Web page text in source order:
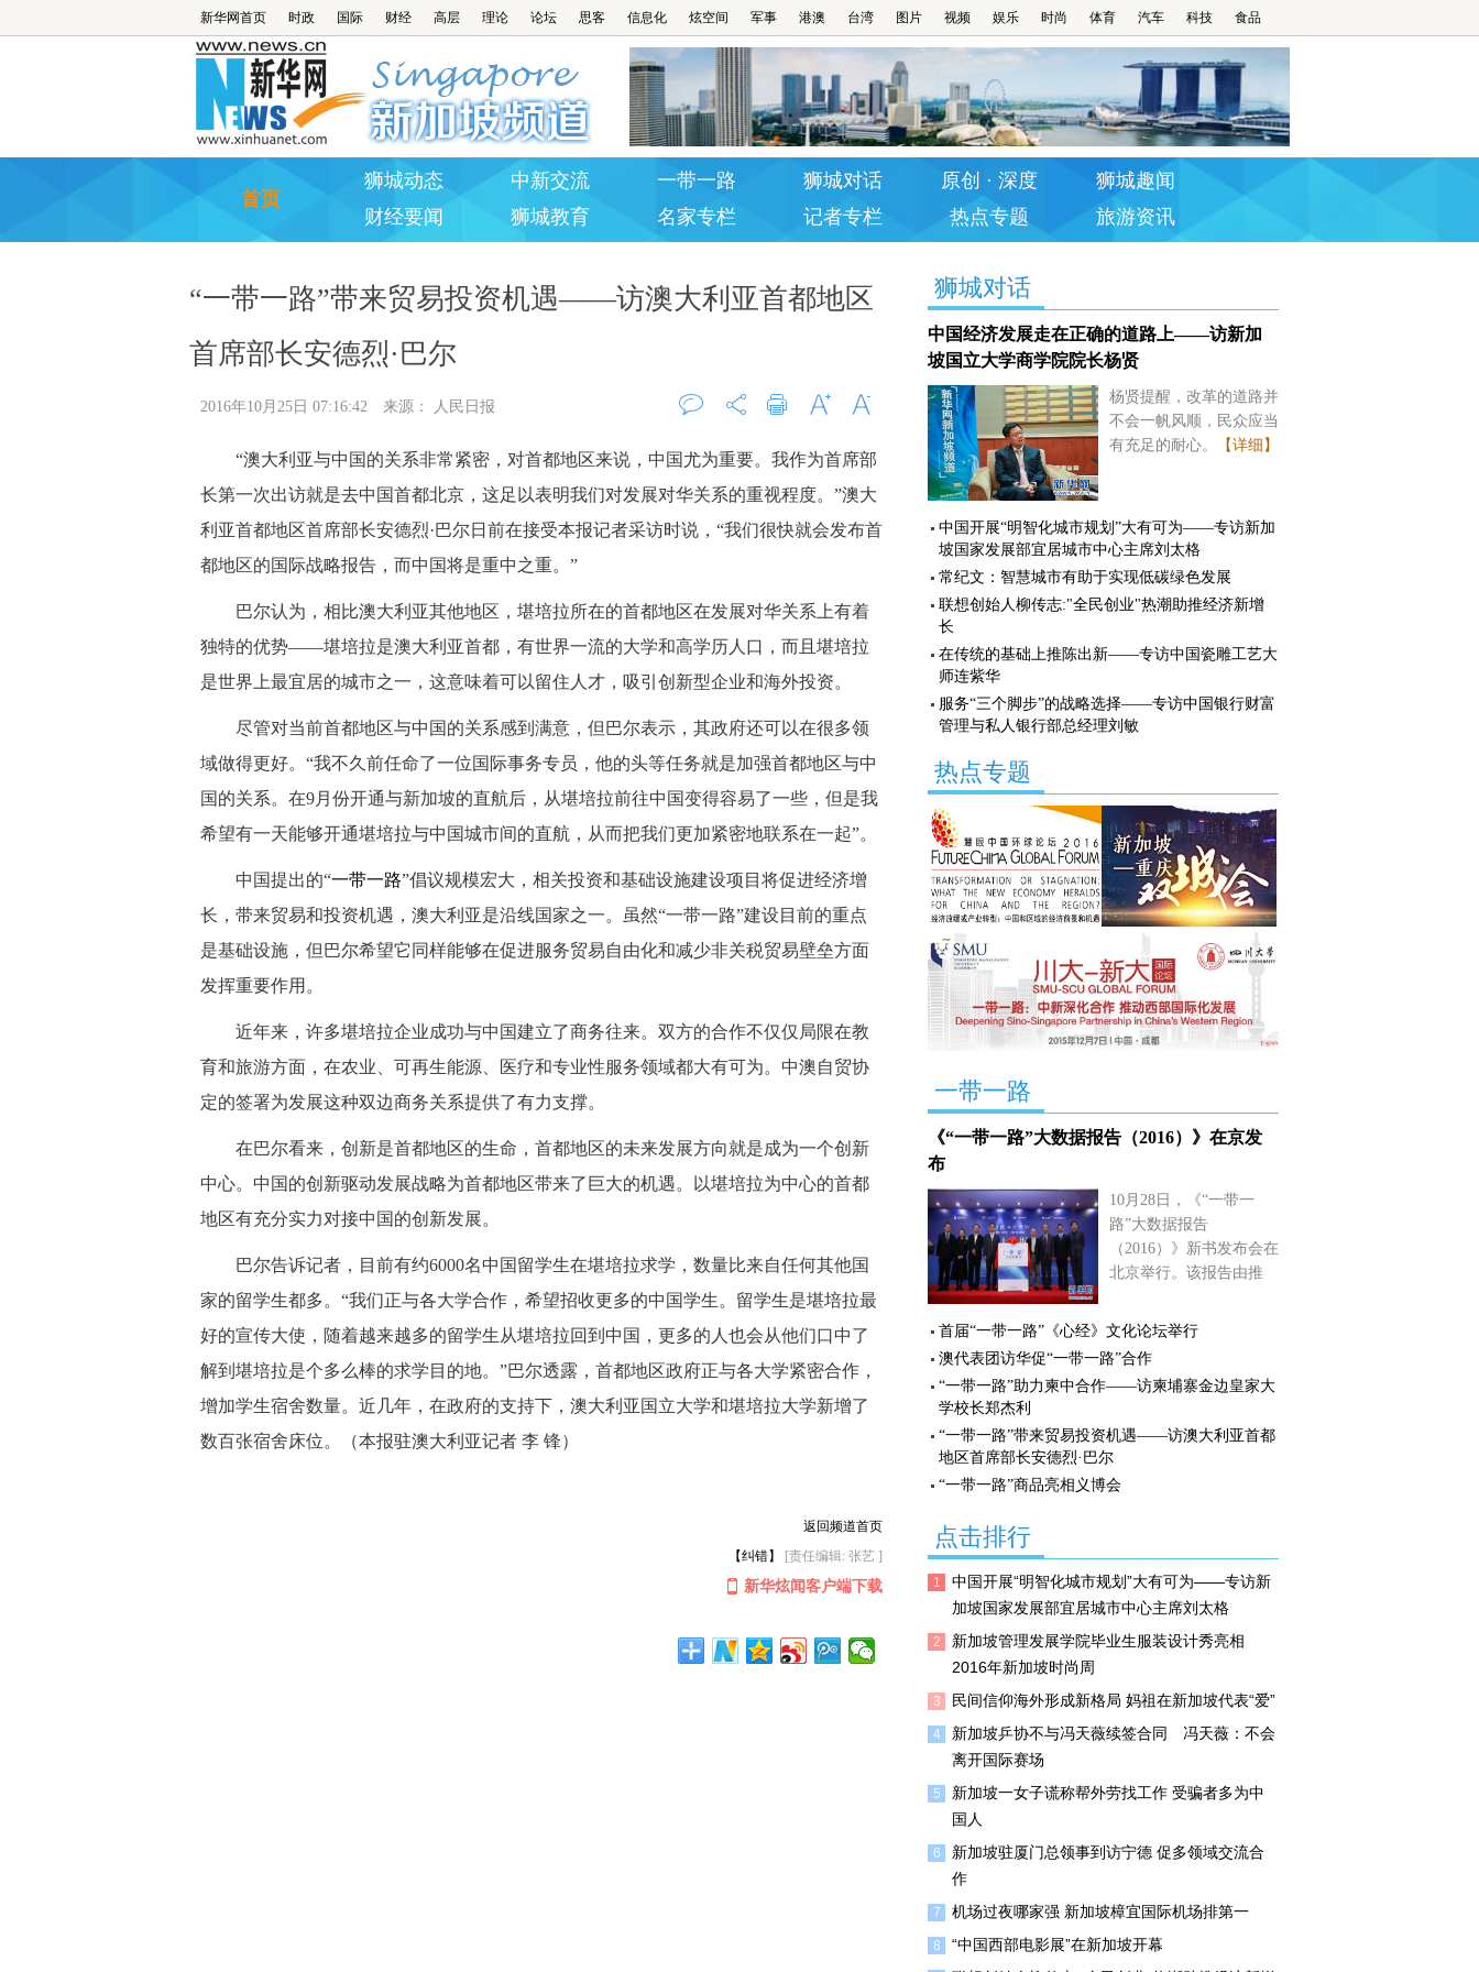
新华网首页 时政 国际 财经 高层 理论 论坛 思客 信息化 炫空间 军事 港澳 台湾 图片 视频 娱乐 时尚 体育 汽车 科技 食品
首页
狮城动态 中新交流 一带一路 狮城对话 原创 · 深度
狮城趣闻
财经要闻
狮城教育 名家专栏 记者专栏 热点专题 旅游资讯
狮城对话
中国经济发展走在正确的道路上——访新加
坡国立大学商学院院长杨贤
杨贤提醒，改革的道路并
不会一帆风顺，民众应当
有充足的耐心。
【详细】
中国开展“明智化城市规划”大有可为——专访新加
坡国家发展部宜居城市中心主席刘太格
常纪文：智慧城市有助于实现低碳绿色发展
联想创始人柳传志:"全民创业"热潮助推经济新增
长
在传统的基础上推陈出新——专访中国瓷雕工艺大
师连紫华
服务“三个脚步”的战略选择——专访中国银行财富
管理与私人银行部总经理刘敏
热点专题
一带一路
《“一带一路”大数据报告（2016）》在京发
布
10月28日，《“一带一
路”大数据报告
（2016）》新书发布会在
北京举行。该报告由推
导小组办公室指导，国家
据中心编撰完成，商务印
书馆出版发行，主要数据
集团提供。【详细】
首届“一带一路”《心经》文化论坛举行
澳代表团访华促“一带一路”合作
“一带一路”助力柬中合作——访柬埔寨金边皇家大
学校长郑杰利
“一带一路”带来贸易投资机遇——访澳大利亚首都
地区首席部长安德烈·巴尔
“一带一路”商品亮相义博会
点击排行
1
中国开展“明智化城市规划”大有可为——专访新
加坡国家发展部宜居城市中心主席刘太格
2
新加坡管理发展学院毕业生服装设计秀亮相
2016年新加坡时尚周
3 民间信仰海外形成新格局 妈祖在新加坡代表“爱”
4
新加坡乒协不与冯天薇续签合同 冯天薇：不会
离开国际赛场
5
新加坡一女子谎称帮外劳找工作 受骗者多为中
国人
6
新加坡驻厦门总领事到访宁德 促多领域交流合
作
7 机场过夜哪家强 新加坡樟宜国际机场排第一
8 “中国西部电影展”在新加坡开幕
“一带一路”带来贸易投资机遇——访澳大利亚首都地区
首席部长安德烈·巴尔
2016年10月25日 07:16:42 来源： 人民日报
评论 打印 字大 字小
“澳大利亚与中国的关系非常紧密，对首都地区来说，中国尤为重要。我作为首席部
长第一次出访就是去中国首都北京，这足以表明我们对发展对华关系的重视程度。”澳大
利亚首都地区首席部长安德烈·巴尔日前在接受本报记者采访时说，“我们很快就会发布首
都地区的国际战略报告，而中国将是重中之重。”
巴尔认为，相比澳大利亚其他地区，堪培拉所在的首都地区在发展对华关系上有着
独特的优势——堪培拉是澳大利亚首都，有世界一流的大学和高学历人口，而且堪培拉
是世界上最宜居的城市之一，这意味着可以留住人才，吸引创新型企业和海外投资。
尽管对当前首都地区与中国的关系感到满意，但巴尔表示，其政府还可以在很多领
域做得更好。“我不久前任命了一位国际事务专员，他的头等任务就是加强首都地区与中
国的关系。在9月份开通与新加坡的直航后，从堪培拉前往中国变得容易了一些，但是我
希望有一天能够开通堪培拉与中国城市间的直航，从而把我们更加紧密地联系在一起”。
中国提出的“一带一路”倡议规模宏大，相关投资和基础设施建设项目将促进经济增
长，带来贸易和投资机遇，澳大利亚是沿线国家之一。虽然“一带一路”建设目前的重点
是基础设施，但巴尔希望它同样能够在促进服务贸易自由化和减少非关税贸易壁垒方面
发挥重要作用。
近年来，许多堪培拉企业成功与中国建立了商务往来。双方的合作不仅仅局限在教
育和旅游方面，在农业、可再生能源、医疗和专业性服务领域都大有可为。中澳自贸协
定的签署为发展这种双边商务关系提供了有力支撑。
在巴尔看来，创新是首都地区的生命，首都地区的未来发展方向就是成为一个创新
中心。中国的创新驱动发展战略为首都地区带来了巨大的机遇。以堪培拉为中心的首都
地区有充分实力对接中国的创新发展。
巴尔告诉记者，目前有约6000名中国留学生在堪培拉求学，数量比来自任何其他国
家的留学生都多。“我们正与各大学合作，希望招收更多的中国学生。留学生是堪培拉最
好的宣传大使，随着越来越多的留学生从堪培拉回到中国，更多的人也会从他们口中了
解到堪培拉是个多么棒的求学目的地。”巴尔透露，首都地区政府正与各大学紧密合作，
增加学生宿舍数量。近几年，在政府的支持下，澳大利亚国立大学和堪培拉大学新增了
数百张宿舍床位。（本报驻澳大利亚记者 李 锋）
返回频道首页
【纠错】
[责任编辑: 张艺 ]
新华炫闻客户端下载